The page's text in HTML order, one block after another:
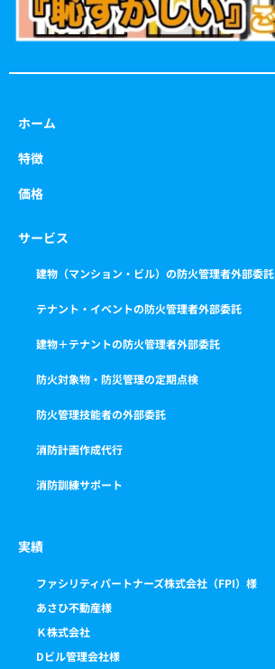
ホーム
特徴
価格
サービス
建物（マンション・ビル）の防火管理者外部委託
テナント・イベントの防火管理者外部委託
建物＋テナントの防火管理者外部委託
防火対象物・防災管理の定期点検
防火管理技能者の外部委託
消防計画作成代行
消防訓練サポート
実績
ファシリティパートナーズ株式会社（FPI）様
あさひ不動産様
Ｋ株式会社
Dビル管理会社様